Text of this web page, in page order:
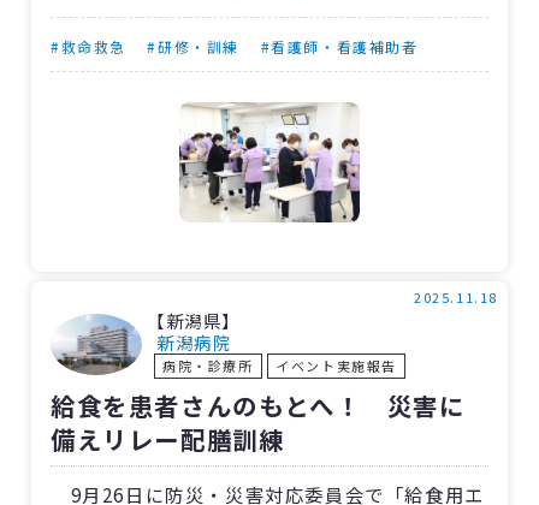
に迎え、看護師10人が参加。講義では急変の予
兆やアセスメントについて学び、事例をもとに
患者情報を整理して医師へ報告する演習を行な
実技では、窒息時の対応や気管内挿管の介助
を模型を用いて体験。高齢患者が多い当院で
参加者からは「救急アセスメントに自信が持
てた」「学んだことを現場で生かしたい」とい
った声が寄せられ、有意義な研修となりまし
た。
#救命救急 #研修・訓練 #看護師・看護補助者
【新潟県】
新潟病院
病院・診療所 イベント実施報告
2025.11.18
給食を患者さんのもとへ！ 災害に
備えリレー配膳訓練
9月26日に防災・災害対応委員会で「給食用エ